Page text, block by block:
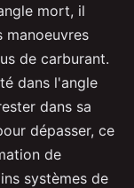
mort, il
manoeuvres
de carburant.
dans l'angle
dans sa
dépasser, ce
de
systèmes de